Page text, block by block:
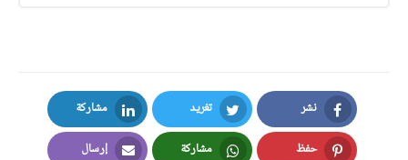
نشر
Facebook
تغريد
Twitter
مشاركة
LinkedIn
حفظ مشاركة إرسال